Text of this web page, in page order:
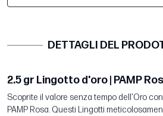
DETTAGLI DEL
2.5 gr Lingotto d'oro | PAMP
Scoprite il valore senza tempo dell'Oro con
PAMP Rosa. Questi Lingotti